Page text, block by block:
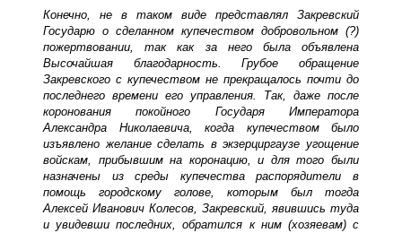
Конечно, не в таком виде представлял Закревский
Государю о сделанном купечеством добровольном (?)
пожертвовании, так как за него была объявлена
Высочайшая благодарность. Грубое обращение
Закревского с купечеством не прекращалось почти до
последнего времени его управления. Так, даже после
коронования покойного Государя Императора
Александра Николаевича, когда купечеством было
изъявлено желание сделать в экзерциргаузе угощение
войскам, прибывшим на коронацию, и для того были
назначены из среды купечества распорядители в
помощь городскому голове, которым был тогда
Алексей Иванович Колесов, Закревский, явившись туда
и увидевши последних, обратился к ним (хозяевам) с